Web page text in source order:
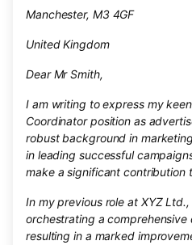
Manchester, M3 4GF
United Kingdom
Dear Mr Smith,
I am writing to express my
Coordinator position as
robust background in
in leading successful
make a significant contribution
In my previous role at XYZ
orchestrating a
resulting in a marked